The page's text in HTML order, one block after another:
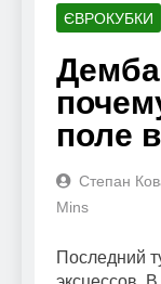
ЄВРОКУБКИ
поле
Степан
Mins
Последний